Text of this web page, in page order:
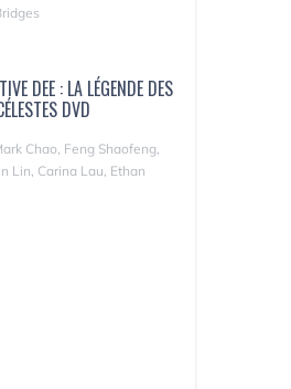
DEE : LA LÉGENDE DES
DVD
Chao, Feng Shaofeng,
Lin, Carina Lau, Ethan